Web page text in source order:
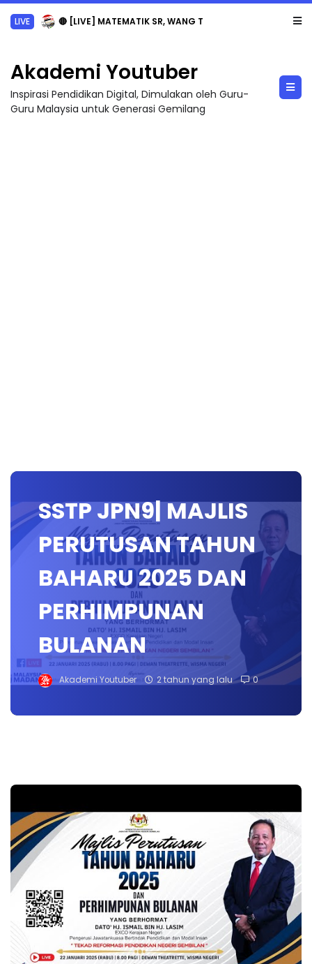
LIVE 🔴 [LIVE] MATEMATIK SR, WANG TAHUN 6 OLEH CIKGU ANITA #ALLINONE #141 #...
Akademi Youtuber
Inspirasi Pendidikan Digital, Dimulakan oleh Guru-
Guru Malaysia untuk Generasi Gemilang
SSTP JPN9| MAJLIS
PERUTUSAN TAHUN
BAHARU 2025 DAN
PERHIMPUNAN
BULANAN
Akademi Youtuber 2 tahun yang lalu 0